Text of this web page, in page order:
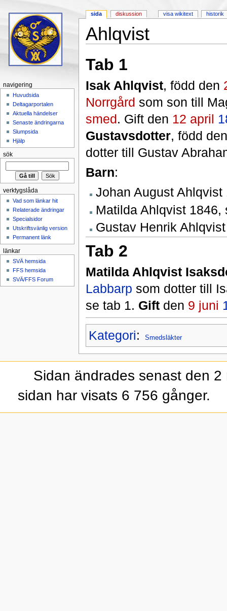
Ahlqvist
Tab 1
Isak Ahlqvist, född den
Norrgård som son till
smed. Gift den 12 april
Gustavsdotter, född
dotter till Gustav
Barn:
Johan August Ahlqvist
Matilda Ahlqvist 1846,
Gustav Henrik
Tab 2
Matilda Ahlqvist
Labbarp som dotter till
se tab 1. Giftden 9 juni
Kategori: Smedsläkter
sida diskussion visa wikitext historik
navigering
Huvudsida
Deltagarportalen
Aktuella händelser
Senaste ändringarna
Slumpsida
Hjälp
sök
verktygslåda
Vad som länkar hit
Relaterade ändringar
Specialsidor
Utskriftsvänlig version
Permanent länk
länkar
SVÄ hemsida
FFS hemsida
SVÄ/FFS Forum
Sidan ändrades senast den
sidan har visats 6 756 gånger.